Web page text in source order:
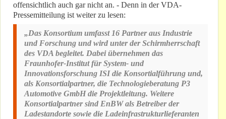
offensichtlich auch gar nicht an. - Denn in der VDA-
Pressemitteilung ist weiter zu lesen:
„Das Konsortium umfasst 16 Partner aus Industrie
und Forschung und wird unter der Schirmherrschaft
des VDA begleitet. Dabei übernehmen das
Fraunhofer-Institut für System- und
Innovationsforschung ISI die Konsortialführung und,
als Konsortialpartner, die Technologieberatung P3
Automotive GmbH die Projektleitung. Weitere
Konsortialpartner sind EnBW als Betreiber der
Ladestandorte sowie die Ladeinfrastrukturlieferanten